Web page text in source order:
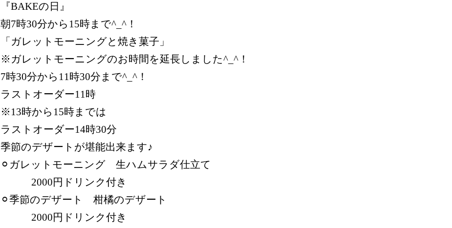
『BAKEの日』
朝7時30分から15時まで^_^！
「ガレットモーニングと焼き菓子」
※ガレットモーニングのお時間を延長しました^_^！
7時30分から11時30分まで^_^！
ラストオーダー11時
※13時から15時までは
ラストオーダー14時30分
季節のデザートが堪能出来ます♪
⚪︎ガレットモーニング 生ハムサラダ仕立て
2000円ドリンク付き
⚪︎季節のデザート 柑橘のデザート
2000円ドリンク付き